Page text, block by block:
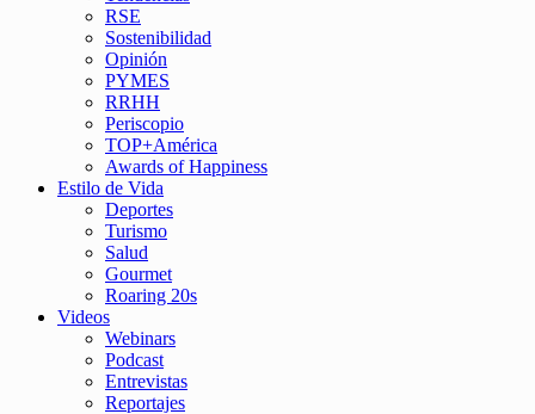
RSE
Sostenibilidad
Opinión
PYMES
RRHH
Periscopio
TOP+América
Awards of Happiness
Estilo de Vida
Deportes
Turismo
Salud
Gourmet
Roaring 20s
Videos
Webinars
Podcast
Entrevistas
Reportajes